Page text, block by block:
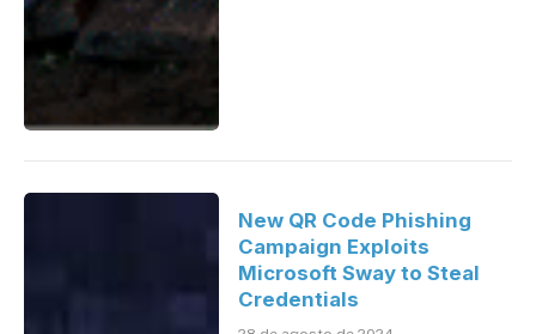
New QR Code Phishing
Campaign Exploits
Microsoft Sway to Steal
Credentials